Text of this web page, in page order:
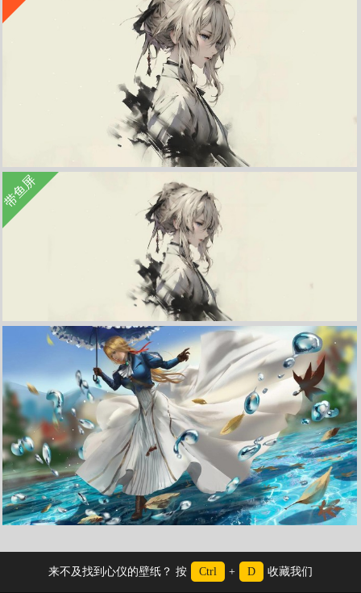
紫罗兰永恒花园 薇尔莉特 4K壁纸3840x2160
带鱼屏
紫罗兰永恒花园 薇尔莉特3440x1440带鱼屏壁纸
收 藏
《紫罗兰永恒花园》艾微莉特 水珠 4K高清壁纸
来不及找到心仪的壁纸？ 按 Ctrl + D 收藏我们